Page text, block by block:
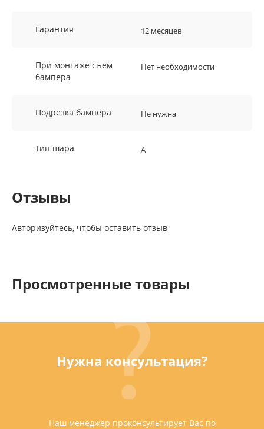
Гарантия 12 месяцев
При монтаже съем
бампера
Нет необходимости
Подрезка бампера Не нужна
Тип шара A
Отзывы
Авторизуйтесь, чтобы оставить отзыв
Просмотренные товары
Нужна консультация?
Наш менеджер проконсультирует Вас по